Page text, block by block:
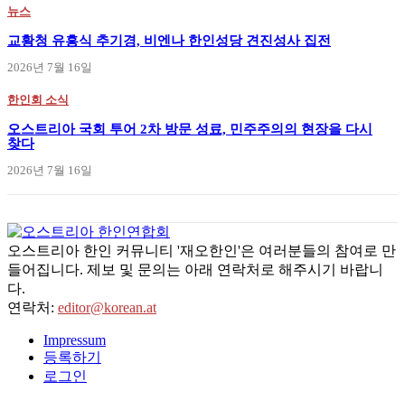
뉴스
교황청 유흥식 추기경, 비엔나 한인성당 견진성사 집전
2026년 7월 16일
한인회 소식
오스트리아 국회 투어 2차 방문 성료, 민주주의의 현장을 다시
찾다
2026년 7월 16일
오스트리아 한인 커뮤니티 '재오한인'은 여러분들의 참여로 만
들어집니다. 제보 및 문의는 아래 연락처로 해주시기 바랍니
다.
연락처: editor@korean.at
Impressum
등록하기
로그인